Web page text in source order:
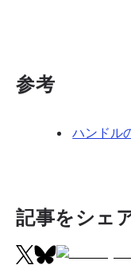
参考
ハンドル
記事をシェ